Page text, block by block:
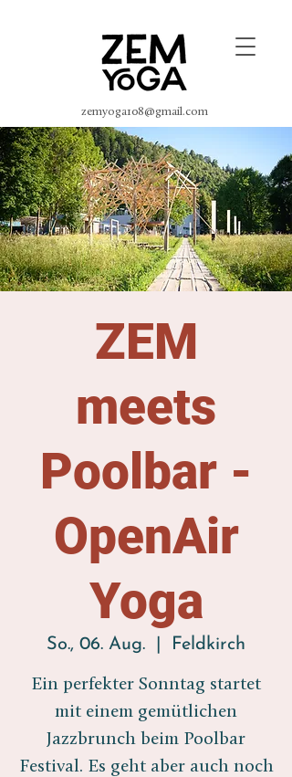
zemyoga108@gmail.com
ZEM
meets
Poolbar -
OpenAir
Yoga
So., 06. Aug. Feldkirch
Ein perfekter Sonntag startet
mit einem gemütlichen
Jazzbrunch beim Poolbar
Festival. Es geht aber auch noch